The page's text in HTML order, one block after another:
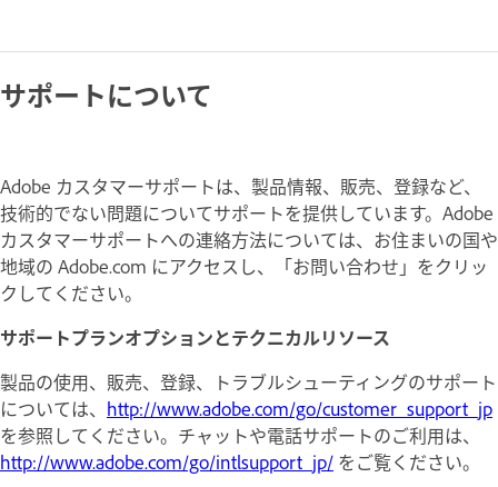
サポートについて
Adobe カスタマーサポートは、製品情報、販売、登録など、
技術的でない問題についてサポートを提供しています。Adobe
カスタマーサポートへの連絡方法については、お住まいの国や
地域の Adobe.com にアクセスし、「お問い合わせ」をクリッ
クしてください。
サポートプランオプションとテクニカルリソース
製品の使用、販売、登録、トラブルシューティングのサポート
については、 http://www.adobe.com/go/customer_support_jp
を参照してください。チャットや電話サポートのご利用は、
http://www.adobe.com/go/intlsupport_jp/ をご覧ください。